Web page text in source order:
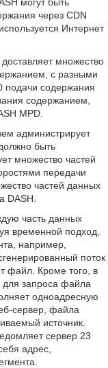
через CDN
Интернет
множество
с разными
подачи содержания
содержанием,
MPD.
администрирует
быть
множество частей
передачи
частей данных
DASH.
часть данных
временной подход,
например,
поток
файл. Кроме того, в
для запроса файла
одноадресную
сервер, файла
источник.
сервер 23
адрес,